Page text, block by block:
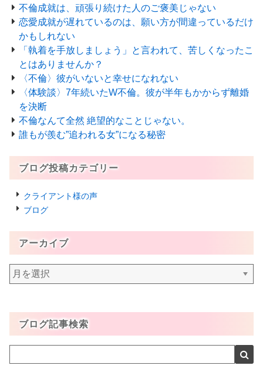
不倫成就は、頑張り続けた人のご褒美じゃない
恋愛成就が遅れているのは、願い方が間違っているだけ
かもしれない
「執着を手放しましょう」と言われて、苦しくなったこ
とはありませんか？
〈不倫〉彼がいないと幸せになれない
〈体験談〉7年続いたW不倫。彼が半年もかからず離婚
を決断
不倫なんて全然 絶望的なことじゃない。
誰もが羨む”追われる女”になる秘密
ブログ投稿カテゴリー
クライアント様の声
ブログ
アーカイブ
ア
ー
イ
ブログ記事検索